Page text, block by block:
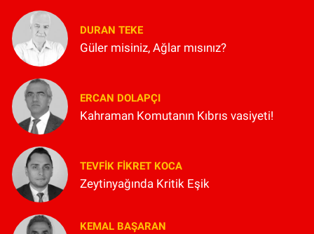
DURAN TEKE
Güler misiniz, Ağlar mısınız?
ERCAN DOLAPÇI
Kahraman Komutanın Kıbrıs vasiyeti!
TEVFIK FIKRET KOCA
Zeytinyağında Kritik Eşik
KEMAL BAŞARAN